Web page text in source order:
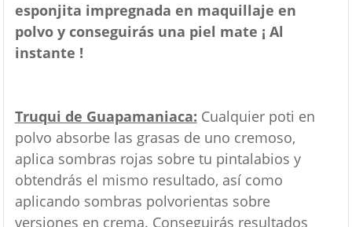
esponjita impregnada en maquillaje en
polvo y conseguirás una piel mate ¡ Al
instante !
Truqui de Guapamaniaca: Cualquier poti en
polvo absorbe las grasas de uno cremoso,
aplica sombras rojas sobre tu pintalabios y
obtendrás el mismo resultado, así como
aplicando sombras polvorientas sobre
versiones en crema. Conseguirás resultados